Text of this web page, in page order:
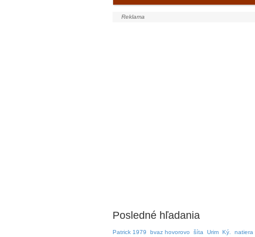
Posledné hľadania
Patrick 1979 bvaz hovorovo šíta Urim Ký. natiera